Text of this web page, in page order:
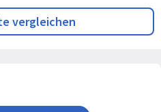
vergleichen